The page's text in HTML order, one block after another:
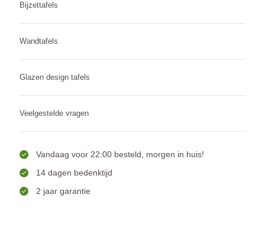
Bijzettafels
Wandtafels
Glazen design tafels
Veelgestelde vragen
Vandaag voor 22:00 besteld, morgen in huis!
14 dagen bedenktijd
2 jaar garantie